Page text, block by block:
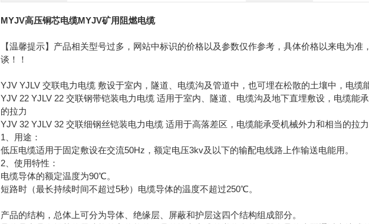
MYJV高压铜芯电缆MYJV矿用阻燃电缆
【温馨提示】产品相关型号过多，网站中标识的价格以及参数仅作参考，具体价格以来电为准
谈！！
YJV YJLV 交联电力电缆 敷设于室内，隧道、电缆沟及管道中，也可埋在松散的土壤中，电缆
YJV 22 YJLV 22 交联钢带铠装电力电缆 适用于室内、隧道、电缆沟及地下直埋敷设，电缆能
的拉力
YJV 32 YJLV 32 交联细钢丝铠装电力电缆 适用于高落差区，电缆能承受机械外力和相当的拉力
1、用途：
低压电缆适用于固定敷设在交流50Hz，额定电压3kv及以下的输配电线路上作输送电能用。
2、使用特性：
电缆导体的额定温度为90℃。
短路时（最长持续时间不超过5秒）电缆导体的温度不超过250℃。
产品的结构，总体上可分为导体、绝缘层、屏蔽和护层这四个结构组成部分。